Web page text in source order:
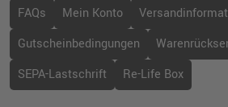
Brother TN-320C Toner
75,62 €
89,99 €
inkl. MwSt. zzgl. Versand
FAQs Mein Konto
Gutscheinbedingungen
SEPA-Lastschrift
Re-Life Box